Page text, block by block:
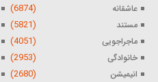
عاشقانه (6874)
مستند (5821)
ماجراجویی (4051)
خانوادگی (2953)
انیمیشن (2680)